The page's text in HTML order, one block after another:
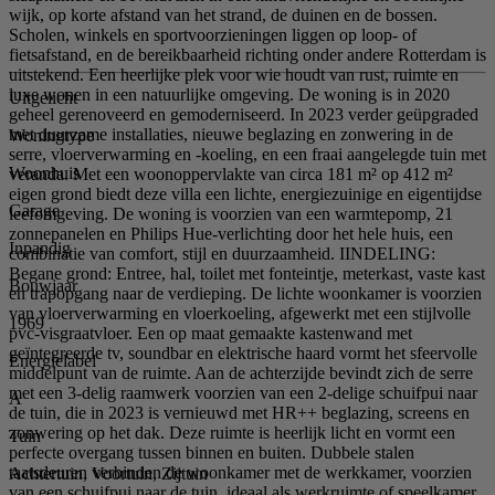
wijk, op korte afstand van het strand, de duinen en de bossen.
Scholen, winkels en sportvoorzieningen liggen op loop- of
fietsafstand, en de bereikbaarheid richting onder andere Rotterdam is
uitstekend. Een heerlijke plek voor wie houdt van rust, ruimte en
luxe wonen in een natuurlijke omgeving. De woning is in 2020
geheel gerenoveerd en gemoderniseerd. In 2023 verder geüpgraded
met duurzame installaties, nieuwe beglazing en zonwering in de
serre, vloerverwarming en -koeling, en een fraai aangelegde tuin met
veranda. Met een woonoppervlakte van circa 181 m² op 412 m²
eigen grond biedt deze villa een lichte, energiezuinige en eigentijdse
leefomgeving. De woning is voorzien van een warmtepomp, 21
zonnepanelen en Philips Hue-verlichting door het hele huis, een
combinatie van comfort, stijl en duurzaamheid. IINDELING:
Begane grond: Entree, hal, toilet met fonteintje, meterkast, vaste kast
en trapopgang naar de verdieping. De lichte woonkamer is voorzien
van vloerverwarming en vloerkoeling, afgewerkt met een stijlvolle
pvc-visgraatvloer. Een op maat gemaakte kastenwand met
geïntegreerde tv, soundbar en elektrische haard vormt het sfeervolle
middelpunt van de ruimte. Aan de achterzijde bevindt zich de serre
met een 3-delig raamwerk voorzien van een 2-delige schuifpui naar
de tuin, die in 2023 is vernieuwd met HR++ beglazing, screens en
zonwering op het dak. Deze ruimte is heerlijk licht en vormt een
perfecte overgang tussen binnen en buiten. Dubbele stalen
taatsdeuren verbinden de woonkamer met de werkkamer, voorzien
Uitgelicht
Woningtype
Woonhuis
Garage
Inpandig
Bouwjaar
1969
Energielabel
A
Tuin
Achtertuin, Voortuin, Zijtuin